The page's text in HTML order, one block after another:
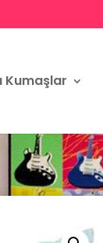
Kumaşlar